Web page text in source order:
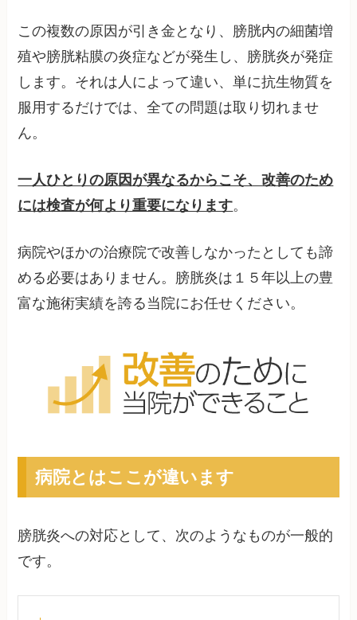
この複数の原因が引き金となり、膀胱内の細菌増
殖や膀胱粘膜の炎症などが発生し、膀胱炎が発症
します。それは人によって違い、単に抗生物質を
服用するだけでは、全ての問題は取り切れませ
ん。
一人ひとりの原因が異なるからこそ、改善のため
には検査が何より重要になります。
病院やほかの治療院で改善しなかったとしても諦
める必要はありません。膀胱炎は１５年以上の豊
富な施術実績を誇る当院にお任せください。
病院とはここが違います
膀胱炎への対応として、次のようなものが一般的
です。